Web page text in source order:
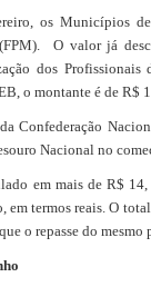
os Municípios
O valor já
dos Profissionais
o montante é de R$
Confederação
Nacional no
em mais de R$
em termos reais. O
o repasse do mesmo